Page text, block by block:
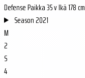
DefensePaikka35 vIkä178 cm
Season2021
M
2
S
4